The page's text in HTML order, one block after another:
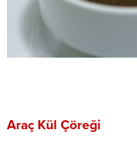
Araç Kül Çöreği